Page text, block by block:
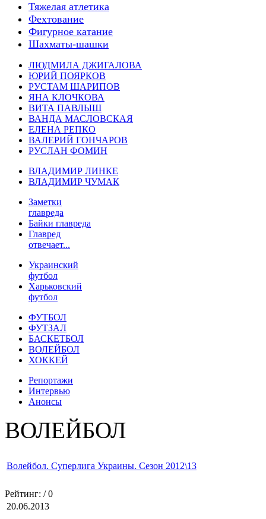
Тяжелая атлетика
Фехтование
Фигурное катание
Шахматы-шашки
ЛЮДМИЛА ДЖИГАЛОВА
ЮРИЙ ПОЯРКОВ
РУСТАМ ШАРИПОВ
ЯНА КЛОЧКОВА
ВИТА ПАВЛЫШ
ВАНДА МАСЛОВСКАЯ
ЕЛЕНА РЕПКО
ВАЛЕРИЙ ГОНЧАРОВ
РУСЛАН ФОМИН
ВЛАДИМИР ЛИНКЕ
ВЛАДИМИР ЧУМАК
Заметки
главреда
Байки главреда
Главред
отвечает...
Украинский
футбол
Харьковский
футбол
ФУТБОЛ
ФУТЗАЛ
БАСКЕТБОЛ
ВОЛЕЙБОЛ
ХОККЕЙ
Репортажи
Интервью
Анонсы
ВОЛЕЙБОЛ
Волейбол. Суперлига Украины. Сезон 2012\13
Рейтинг: / 0
20.06.2013